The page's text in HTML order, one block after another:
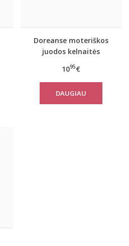
Doreanse moteriškos
juodos kelnaitės
neriniais
1095€
DAUGIAU